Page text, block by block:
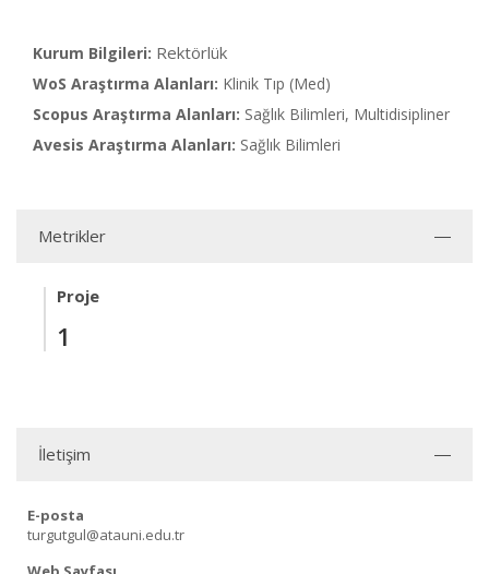
Kurum Bilgileri: Rektörlük
WoS Araştırma Alanları: Klinik Tıp (Med)
Scopus Araştırma Alanları: Sağlık Bilimleri, Multidisipliner
Avesis Araştırma Alanları: Sağlık Bilimleri
Metrikler
Proje
1
İletişim
E-posta
turgutgul@atauni.edu.tr